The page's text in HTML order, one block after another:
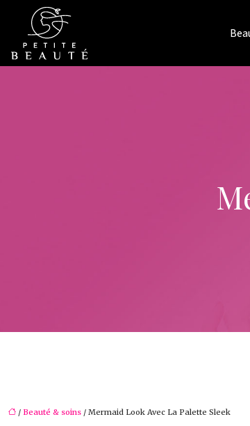
/ Beauté & soins / Mermaid Look Avec La Palette Sleek